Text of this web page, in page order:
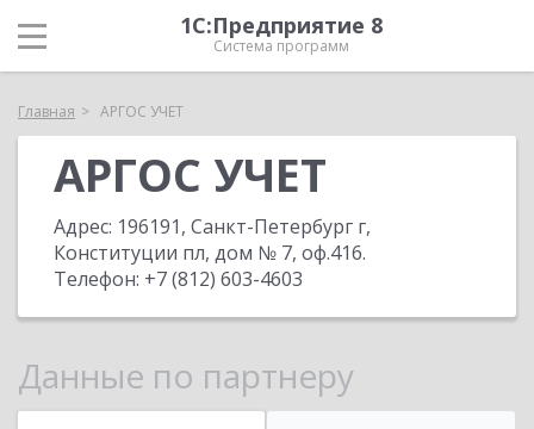
1С:Предприятие 8
Система программ
Главная АРГОС УЧЕТ
АРГОС УЧЕТ
Адрес: 196191, Санкт-Петербург г,
Конституции пл, дом № 7, оф.416.
Телефон: +7 (812) 603-4603
Данные по партнеру